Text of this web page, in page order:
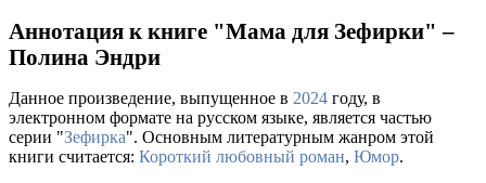
Аннотация к книге "Мама для Зефирки" –
Полина Эндри
Данное произведение, выпущенное в 2024 году, в
электронном формате на русском языке, является частью
серии "Зефирка". Основным литературным жанром этой
книги считается: Короткий любовный роман, Юмор.